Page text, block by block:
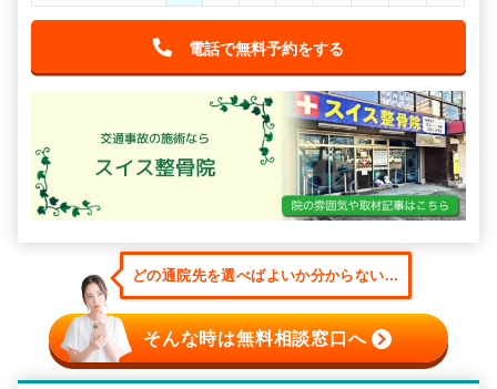
電話で無料予約をする
どの通院先を選べばよいか分からない...
そんな時は無料相談窓口へ